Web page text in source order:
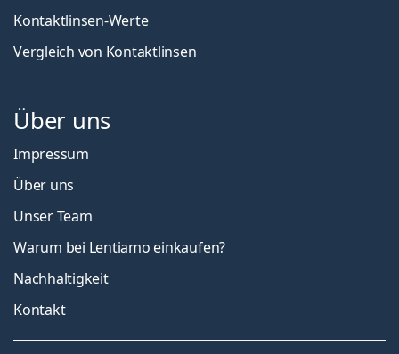
Kontaktlinsen-Werte
Vergleich von Kontaktlinsen
Über uns
Impressum
Über uns
Unser Team
Warum bei Lentiamo einkaufen?
Nachhaltigkeit
Kontakt